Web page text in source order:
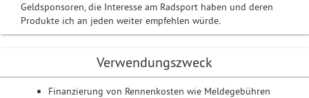
Geldsponsoren, die Interesse am Radsport haben und deren
Produkte ich an jeden weiter empfehlen würde.
Verwendungszweck
Finanzierung von Rennenkosten wie Meldegebühren